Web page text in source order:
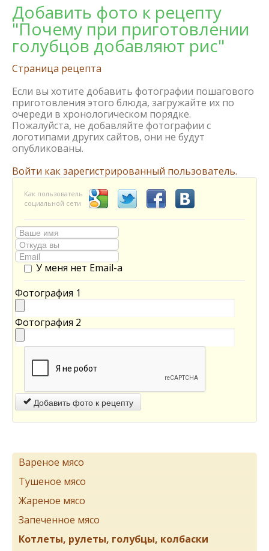
Добавить фото к рецепту
"Почему при приготовлении
голубцов добавляют рис"
Страница рецепта
Если вы хотите добавить фотографии пошагового
приготовления этого блюда, загружайте их по
очереди в хронологическом порядке.
Пожалуйста, не добавляйте фотографии с
логотипами других сайтов, они не будут
опубликованы.
Войти как зарегистрированный пользователь.
Как пользователь
социальной сети
У меня нет Email-а
Фотография 1
Фотография 2
Добавить фото к рецепту
Вареное мясо
Тушеное мясо
Жареное мясо
Запеченное мясо
Котлеты, рулеты, голубцы, колбаски